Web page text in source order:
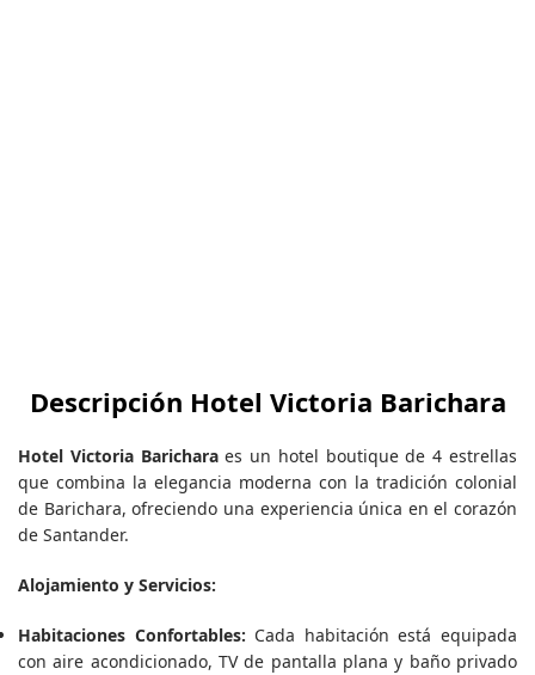
Descripción Hotel Victoria Barichara
Hotel Victoria Baricharaes un hotel boutique de 4 estrellas
que combina la elegancia moderna con la tradición colonial
de Barichara, ofreciendo una experiencia única en el corazón
de Santander.
Alojamiento y Servicios:
Habitaciones Confortables: Cada habitación está equipada
con aire acondicionado, TV de pantalla plana y baño privado